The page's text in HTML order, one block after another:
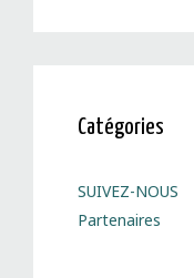
Catégories
SUIVEZ-NOUS
Partenaires